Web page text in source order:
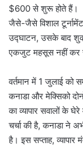
$600 से शुरू होते हैं।
जैसे-जैसे विशाल
उद्घाटन, उसके बाद
एकजुट महसूस नहीं कर
वर्तमान में 1 जुलाई को
कनाडा और मेक्सिको
का व्यापार सवालों के
चर्चा की है, कनाडा ने
है। इस सप्ताह, व्यापार